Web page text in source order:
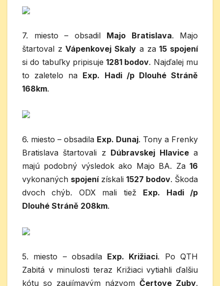
7. miesto – obsadil Majo Bratislava. Majo
štartoval zVápenkovej Skaly a za15 spojení
si do tabuľky pripisuje1281 bodov. Najďalej mu
to zaletelo na Exp. Hadi /p Dlouhé Stráně
168km.
6. miesto – obsadila Exp. Dunaj. Tony a Frenky
Bratislava štartovali z Dúbravskej Hlavicea
majú podobný výsledok ako Majo BA. Za 16
vykonaných spojenízískali 1527 bodov. Škoda
dvoch chýb. ODX mali tiež Exp. Hadi /p
Dlouhé Stráně 208km.
5. miesto – obsadila Exp. Križiaci. Po QTH
Zabitá v minulosti teraz Križiaci vytiahli ďalšiu
kótu so zaujímavým názvom Čertove Zuby.